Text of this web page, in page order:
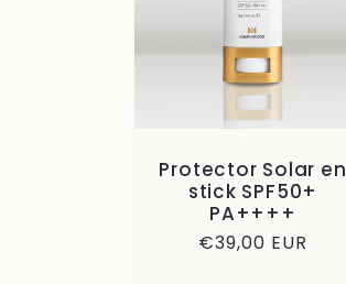
Protector Solar en
stick SPF50+
PA++++
Precio
€39,00 EUR